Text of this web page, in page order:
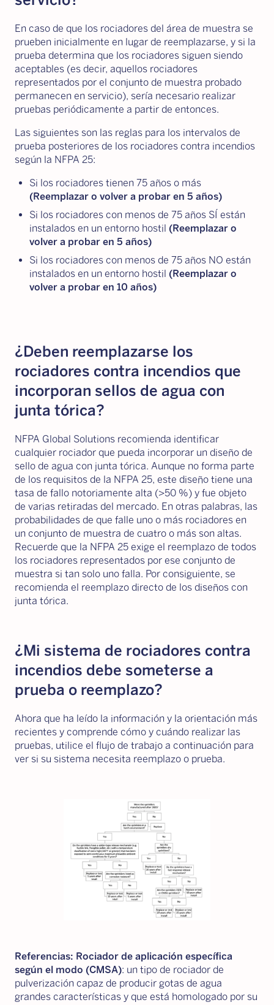
En caso de que los rociadores del área de muestra se
prueben inicialmente en lugar de reemplazarse, y si la
prueba determina que los rociadores siguen siendo
aceptables (es decir, aquellos rociadores
representados por el conjunto de muestra probado
permanecen en servicio), sería necesario realizar
pruebas periódicamente a partir de entonces.
Las siguientes son las reglas para los intervalos de
prueba posteriores de los rociadores contra incendios
según la NFPA 25:
Si los rociadores tienen 75 años o más
(Reemplazar o volver a probar en 5 años)
Si los rociadores con menos de 75 años SÍ están
instalados en un entorno hostil (Reemplazar o
volver a probar en 5 años)
Si los rociadores con menos de 75 años NO están
instalados en un entorno hostil (Reemplazar o
volver a probar en 10 años)
¿Deben reemplazarse los
rociadores contra incendios que
incorporan sellos de agua con
junta tórica?
NFPA Global Solutions recomienda identificar
cualquier rociador que pueda incorporar un diseño de
sello de agua con junta tórica. Aunque no forma parte
de los requisitos de la NFPA 25, este diseño tiene una
tasa de fallo notoriamente alta (>50 %) y fue objeto
de varias retiradas del mercado. En otras palabras, las
probabilidades de que falle uno o más rociadores en
un conjunto de muestra de cuatro o más son altas.
Recuerde que la NFPA 25 exige el reemplazo de todos
los rociadores representados por ese conjunto de
muestra si tan solo uno falla. Por consiguiente, se
recomienda el reemplazo directo de los diseños con
junta tórica.
¿Mi sistema de rociadores contra
incendios debe someterse a
prueba o reemplazo?
Ahora que ha leído la información y la orientación más
recientes y comprende cómo y cuándo realizar las
pruebas, utilice el flujo de trabajo a continuación para
ver si su sistema necesita reemplazo o prueba.
Referencias: Rociador de aplicación específica
según el modo (CMSA): un tipo de rociador de
pulverización capaz de producir gotas de agua
grandes características y que está homologado por su